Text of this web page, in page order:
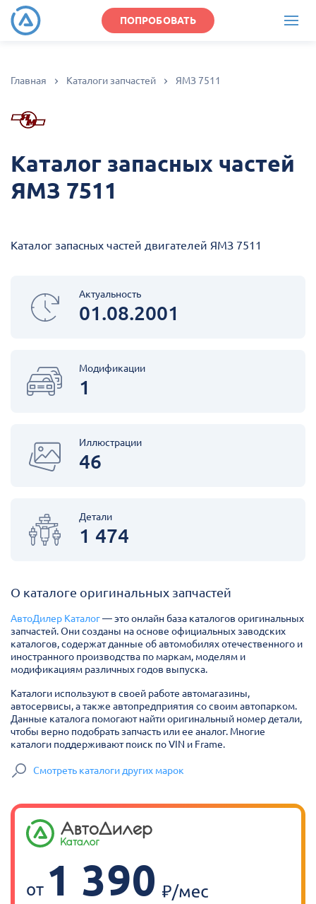
ПОПРОБОВАТЬ
Главная Каталоги запчастей ЯМЗ 7511
Каталог запасных частей
ЯМЗ 7511
Каталог запасных частей двигателей ЯМЗ 7511
Актуальность
01.08.2001
Модификации
1
Иллюстрации
46
Детали
1 474
О каталоге оригинальных запчастей
АвтоДилер Каталог— это онлайн база каталогов оригинальных
запчастей. Они созданы на основе официальных заводских
каталогов, содержат данные об автомобилях отечественного и
иностранного производства по маркам, моделям и
модификациям различных годов выпуска.
Каталоги используют в своей работе автомагазины,
автосервисы, а также автопредприятия со своим автопарком.
Данные каталога помогают найти оригинальный номер детали,
чтобы верно подобрать запчасть или ее аналог. Многие
каталоги поддерживают поиск по VIN и Frame.
Смотреть каталоги других марок
от 1 390